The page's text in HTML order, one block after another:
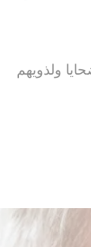
ولذويهم